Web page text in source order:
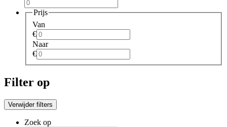
Prijs
Van
€
Naar
€
Filter op
Verwijder filters
Zoek op